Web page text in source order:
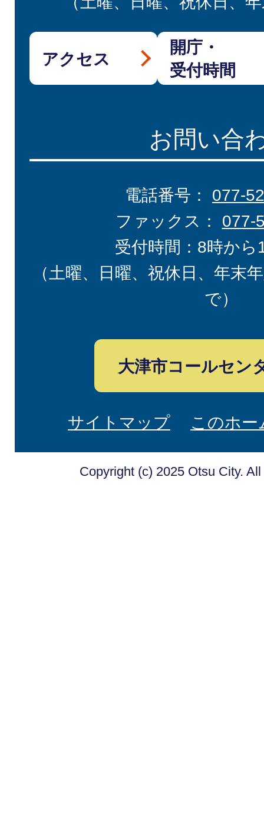
アクセス
開庁・
受付時間
お問い合
電話番号： 077-
ファックス： 077-
受付時間：8時から
（土曜、日曜、祝休日、年末
で）
大津市コールセン
サイトマップ このホ
Copyright (c) 2025 Otsu City.